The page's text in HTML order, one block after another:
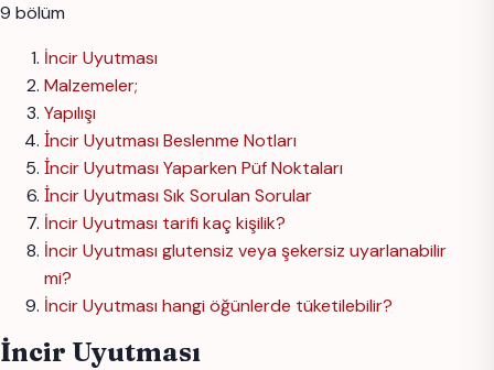
9 bölüm
İncir Uyutması
Malzemeler;
Yapılışı
İncir Uyutması Beslenme Notları
İncir Uyutması Yaparken Püf Noktaları
İncir Uyutması Sık Sorulan Sorular
İncir Uyutması tarifi kaç kişilik?
İncir Uyutması glutensiz veya şekersiz uyarlanabilir
mi?
İncir Uyutması hangi öğünlerde tüketilebilir?
İncir Uyutması